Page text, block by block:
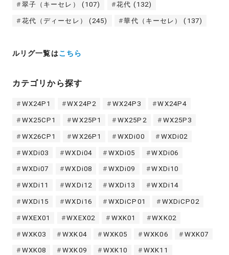
翠子（キーセレ） (107) 花代 (132)
花代（ディーセレ） (245) 華代（キーセレ） (137)
ルリグ一覧はこちら
カテゴリから探す
WX24P1 WX24P2 WX24P3 WX24P4
WX25CP1 WX25P1 WX25P2 WX25P3
WX26CP1 WX26P1 WXDi00 WXDi02
WXDi03 WXDi04 WXDi05 WXDi06
WXDi07 WXDi08 WXDi09 WXDi10
WXDi11 WXDi12 WXDi13 WXDi14
WXDi15 WXDi16 WXDiCP01 WXDiCP02
WXEX01 WXEX02 WXK01 WXK02
WXK03 WXK04 WXK05 WXK06 WXK07
WXK08 WXK09 WXK10 WXK11